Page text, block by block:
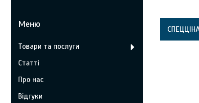
Товари та послуги
Статті
Про нас
Відгуки